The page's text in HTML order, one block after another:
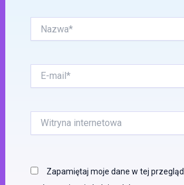
mail*
internetowa
Zapamiętaj moje dane w tej